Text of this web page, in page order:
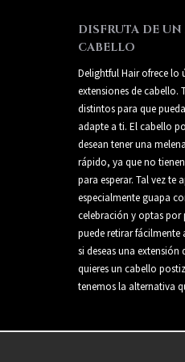
DISFRUTA DE
CABELLO
Delightful Hair ofrece
extensiones de cabello.
distintos para que
adapte a ti. El cabello
desean tener una
rápido, ya que no
para esperar. Tal vez te
especialmente guapa
celebración y optas por
puede retirar
si deseas una
quieres un cabello
tenemos la alternativa